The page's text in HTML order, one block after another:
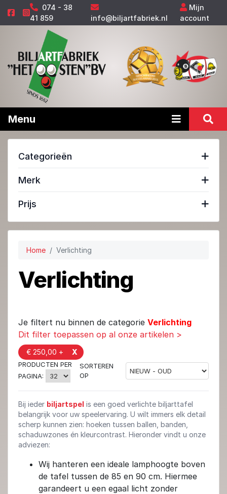
074 - 38
41 859
info@biljartfabriek.nl
Mijn
account
Menu
Categorieën
Merk
Prijs
Home Verlichting
Verlichting
Je filtert nu binnen de categorie Verlichting
Dit filter toepassen op al onze artikelen >
X
€ 250,00 +
PRODUCTEN PER
PAGINA:
SORTEREN
OP
Bij ieder biljartspel is een goed verlichte biljarttafel
belangrijk voor uw speelervaring. U wilt immers elk detail
scherp kunnen zien: hoeken tussen ballen, banden,
schaduwzones én kleurcontrast. Hieronder vindt u onze
adviezen:
Wij hanteren een ideale lamphoogte boven
de tafel tussen de 85 en 90 cm. Hiermee
garandeert u een egaal licht zonder